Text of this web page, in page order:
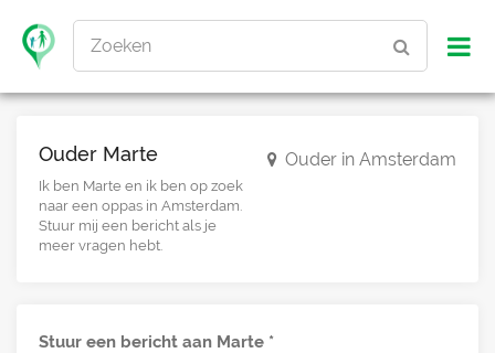
Zoeken
Ouder Marte
Ik ben Marte en ik ben op zoek
naar een oppas in Amsterdam.
Stuur mij een bericht als je
meer vragen hebt.
Ouder in Amsterdam
Stuur een bericht aan Marte